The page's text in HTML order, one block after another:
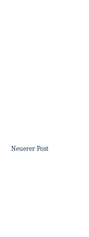
Neuerer Post